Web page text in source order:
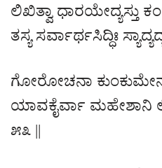
ಲಿಖಿತ್ವಾ ಧಾರಯೇದ್ಯಸ್ತು
ತಸ್ಯ ಸರ್ವಾರ್ಥಸಿದ್ಧಿಃ
ಗೋರೋಚನಾ
ಯಾವಕೈರ್ವಾ ಮಹೇಶಾನಿ
೫೩ ||